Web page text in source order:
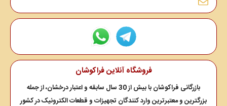
فروشگاه آنلاین فراکوشان
بازرگانی فراکوشان با بیش از 30 سال سابقه و اعتبار درخشان، از جمله
بزرگترین و معتبرترین وارد کنندگان تجهیزات و قطعات الکترونیک در کشور